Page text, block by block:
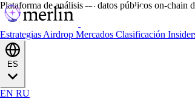
Estrategias Airdrop Mercados Clasificación
EN RU
Plataforma de análisis — datos públicos on-chain